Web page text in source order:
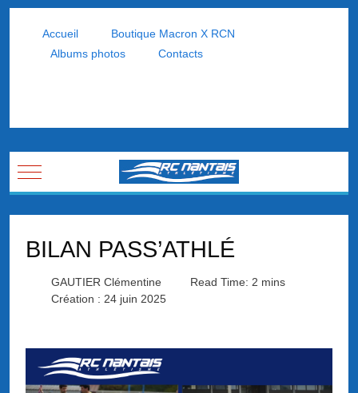
Accueil
Boutique Macron X RCN
Albums photos
Contacts
Mobile Menu Toggle
BILAN PASS’ATHLÉ
GAUTIER Clémentine
Read Time: 2 mins
Création : 24 juin 2025